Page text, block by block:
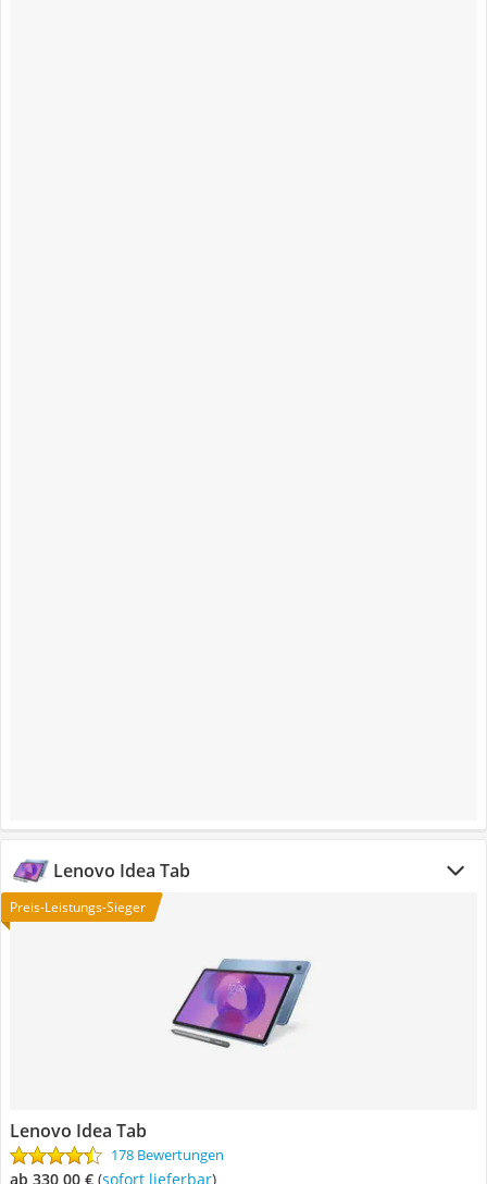
Lenovo Idea Tab
Preis-Leistungs-Sieger
Lenovo Idea Tab
178 Bewertungen
ab 330,00 € ( Sofort lieferbar)